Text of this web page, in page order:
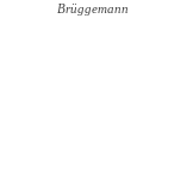
Brüggemann